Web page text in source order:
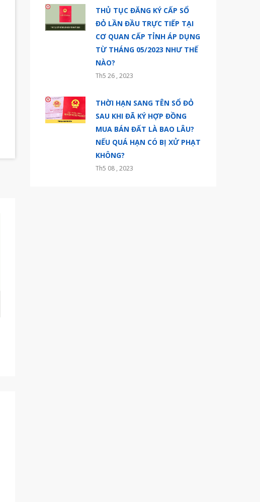
THỦ TỤC ĐĂNG KÝ CẤP SỔ
ĐỎ LẦN ĐẦU TRỰC TIẾP TẠI
CƠ QUAN CẤP TỈNH ÁP DỤNG
TỪ THÁNG 05/2023 NHƯ THẾ
NÀO?
Th5 26 , 2023
THỜI HẠN SANG TÊN SỔ ĐỎ
SAU KHI ĐÃ KÝ HỢP ĐỒNG
MUA BÁN ĐẤT LÀ BAO LÂU?
NẾU QUÁ HẠN CÓ BỊ XỬ PHẠT
KHÔNG?
Th5 08 , 2023